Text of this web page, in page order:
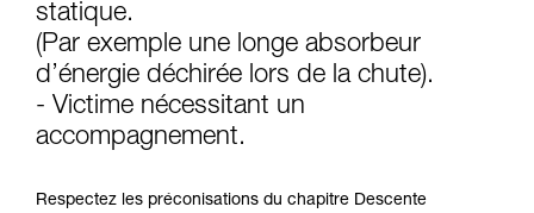
statique.
(Par exemple une longe absorbeur
d’énergie déchirée lors de la chute).
- Victime nécessitant un
accompagnement.
Respectez les préconisations du chapitre Descente